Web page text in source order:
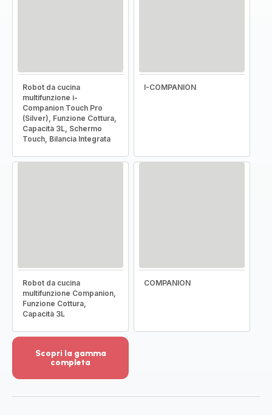
Robot da cucina
multifunzione i-
Companion Touch Pro
(Silver), Funzione Cottura,
Capacità 3L, Schermo
Touch, Bilancia Integrata
I-COMPANION
Robot da cucina
multifunzione Companion,
Funzione Cottura,
Capacità 3L
COMPANION
Scopri la gamma
completa
dettagli